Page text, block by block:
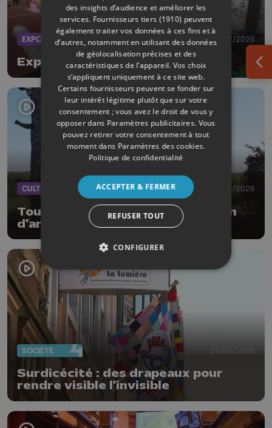
EXPOS 03/07/2026
Expo "Groinland" à la Space
CULTURE 01/07/2026
Tour d'Eben-Ezer : 26e exposition
d'art fantastique
SOCIÉTÉ 29/06/2026
Surdicécité : des drapeaux pour
rendre visible l'invisible
des insights d’audience et améliorer les
services. Fournisseurs tiers (1910) peuvent
également traiter vos données à ces fins et à
d’autres, notamment en utilisant des données
de géolocalisation précises et des
caractéristiques de l’appareil. Vos choix
s’appliquent uniquement à ce site web.
Certains fournisseurs peuvent se fonder sur
leur intérêt légitime plutôt que sur votre
consentement ; vous avez le droit de vous y
opposer dans Paramètres publicitaires. Vous
pouvez retirer votre consentement à tout
moment dans Paramètres des cookies.
Politique de confidentialité
ACCEPTER & FERMER
REFUSER TOUT
CONFIGURER